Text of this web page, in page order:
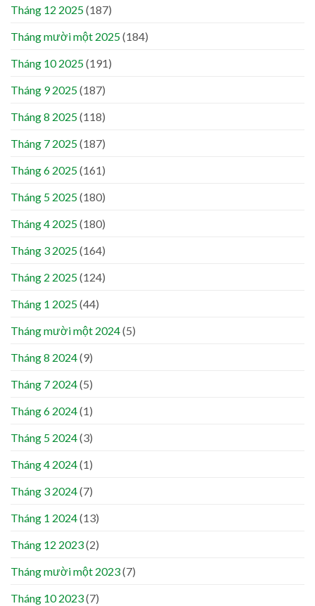
Tháng 12 2025(187)
Tháng mười một 2025(184)
Tháng 10 2025(191)
Tháng 9 2025(187)
Tháng 8 2025(118)
Tháng 7 2025(187)
Tháng 6 2025(161)
Tháng 5 2025(180)
Tháng 4 2025(180)
Tháng 3 2025(164)
Tháng 2 2025(124)
Tháng 1 2025(44)
Tháng mười một 2024(5)
Tháng 8 2024(9)
Tháng 7 2024(5)
Tháng 6 2024(1)
Tháng 5 2024(3)
Tháng 4 2024(1)
Tháng 3 2024(7)
Tháng 1 2024(13)
Tháng 12 2023(2)
Tháng mười một 2023(7)
Tháng 10 2023(7)